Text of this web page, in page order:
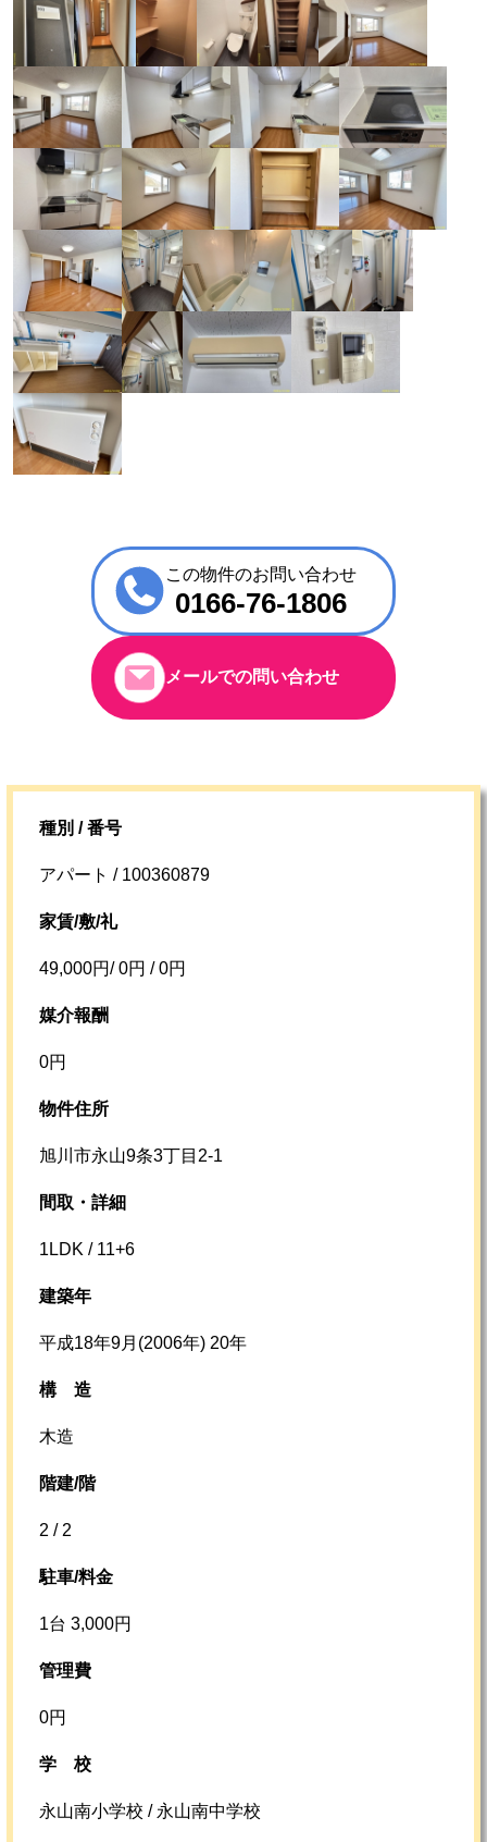
この物件のお問い合わせ
0166-76-1806
メールでの問い合わせ
種別 / 番号
アパート / 100360879
家賃/敷/礼
49,000円/ 0円 / 0円
媒介報酬
0円
物件住所
旭川市永山9条3丁目2-1
間取・詳細
1LDK / 11+6
建築年
平成18年9月(2006年) 20年
構 造
木造
階建/階
2 / 2
駐車/料金
1台 3,000円
管理費
0円
学校
永山南小学校 / 永山南中学校